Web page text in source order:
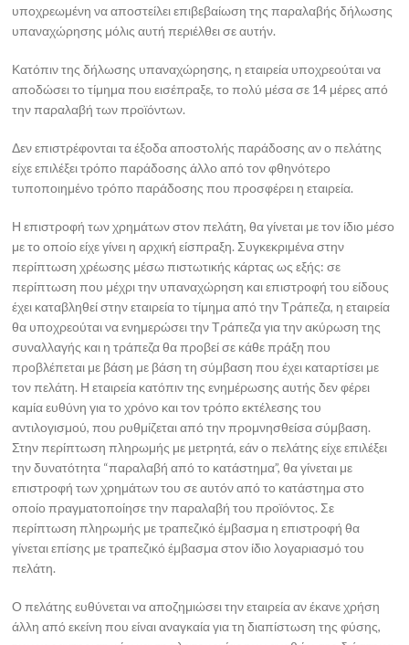
υποχρεωμένη να αποστείλει επιβεβαίωση της παραλαβής δήλωσης
υπαναχώρησης μόλις αυτή περιέλθει σε αυτήν.
Κατόπιν της δήλωσης υπαναχώρησης, η εταιρεία υποχρεούται να
αποδώσει το τίμημα που εισέπραξε, το πολύ μέσα σε 14 μέρες από
την παραλαβή των προϊόντων.
Δεν επιστρέφονται τα έξοδα αποστολής παράδοσης αν ο πελάτης
είχε επιλέξει τρόπο παράδοσης άλλο από τον φθηνότερο
τυποποιημένο τρόπο παράδοσης που προσφέρει η εταιρεία.
Η επιστροφή των χρημάτων στον πελάτη, θα γίνεται με τον ίδιο μέσο
με το οποίο είχε γίνει η αρχική είσπραξη. Συγκεκριμένα στην
περίπτωση χρέωσης μέσω πιστωτικής κάρτας ως εξής: σε
περίπτωση που μέχρι την υπαναχώρηση και επιστροφή του είδους
έχει καταβληθεί στην εταιρεία το τίμημα από την Τράπεζα, η εταιρεία
θα υποχρεούται να ενημερώσει την Τράπεζα για την ακύρωση της
συναλλαγής και η τράπεζα θα προβεί σε κάθε πράξη που
προβλέπεται με βάση με βάση τη σύμβαση που έχει καταρτίσει με
τον πελάτη. Η εταιρεία κατόπιν της ενημέρωσης αυτής δεν φέρει
καμία ευθύνη για το χρόνο και τον τρόπο εκτέλεσης του
αντιλογισμού, που ρυθμίζεται από την προμνησθείσα σύμβαση.
Στην περίπτωση πληρωμής με μετρητά, εάν ο πελάτης είχε επιλέξει
την δυνατότητα “παραλαβή από το κατάστημα”, θα γίνεται με
επιστροφή των χρημάτων του σε αυτόν από το κατάστημα στο
οποίο πραγματοποίησε την παραλαβή του προϊόντος. Σε
περίπτωση πληρωμής με τραπεζικό έμβασμα η επιστροφή θα
γίνεται επίσης με τραπεζικό έμβασμα στον ίδιο λογαριασμό του
πελάτη.
Ο πελάτης ευθύνεται να αποζημιώσει την εταιρεία αν έκανε χρήση
άλλη από εκείνη που είναι αναγκαία για τη διαπίστωση της φύσης,